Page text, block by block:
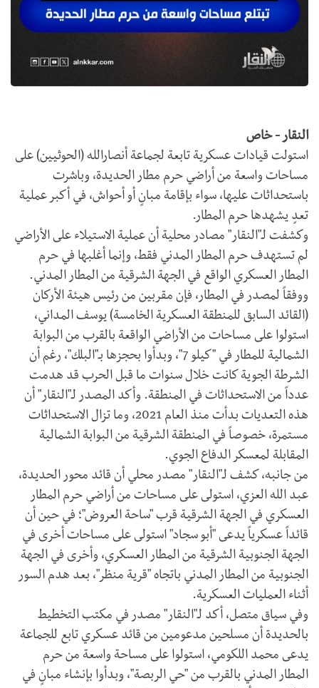
النقار - خاص
​استولت قيادات عسكرية تابعة لجماعة أنصارالله (الحوثيين) على
مساحات واسعة من أراضي حرم مطار الحديدة، وباشرت
باستحداثات عليها، سواء بإقامة مبانٍ أو أحواش، في أكبر عملية
تعدٍ يشهدها حرم المطار.
​وكشفت لـ"النقار" مصادر محلية أن عملية الاستيلاء على الأراضي
لم تستهدف حرم المطار المدني فقط، وإنما أغلبها في حرم
المطار العسكري الواقع في الجهة الشرقية من المطار المدني.
​ووفقاً لمصدر في المطار، فإن مقربين من رئيس هيئة الأركان
(القائد السابق للمنطقة العسكرية الخامسة) يوسف المداني،
استولوا على مساحات من الأراضي الواقعة بالقرب من البوابة
الشمالية للمطار في "كيلو 7"، وبدأوا بحجزها بـ"البلك"، رغم أن
الشرطة الجوية كانت خلال سنوات ما قبل الحرب قد هدمت
عدداً من الاستحداثات في المنطقة. وأكد المصدر لـ"النقار" أن
هذه التعديات بدأت منذ العام 2021، وما تزال الاستحداثات
مستمرة، خصوصاً في المنطقة الشرقية من البوابة الشمالية
المقابلة لمعسكر الدفاع الجوي.
​من جانبه، كشف لـ"النقار" مصدر محلي أن قائد محور الحديدة،
عبد الله العزي، استولى على مساحات من أراضي حرم المطار
العسكري في الجهة الشرقية قرب "ساحة العروض"؛ في حين أن
قائداً عسكرياً يدعى "أبو سجاد" استولى على مساحات أخرى في
الجهة الجنوبية الشرقية من المطار العسكري، وأخرى في الجهة
الجنوبية من المطار المدني باتجاه "قرية منظر"، بعد هدم السور
أثناء العمليات العسكرية.
​وفي سياق متصل، أكد لـ"النقار" مصدر في مكتب التخطيط
بالحديدة أن مسلحين مدعومين من قائد عسكري تابع للجماعة
يدعى محمد اللكومي، استولوا على مساحة واسعة من حرم
المطار المدني بالقرب من "حي الربصة"، وبدأوا بإنشاء مبانٍ في